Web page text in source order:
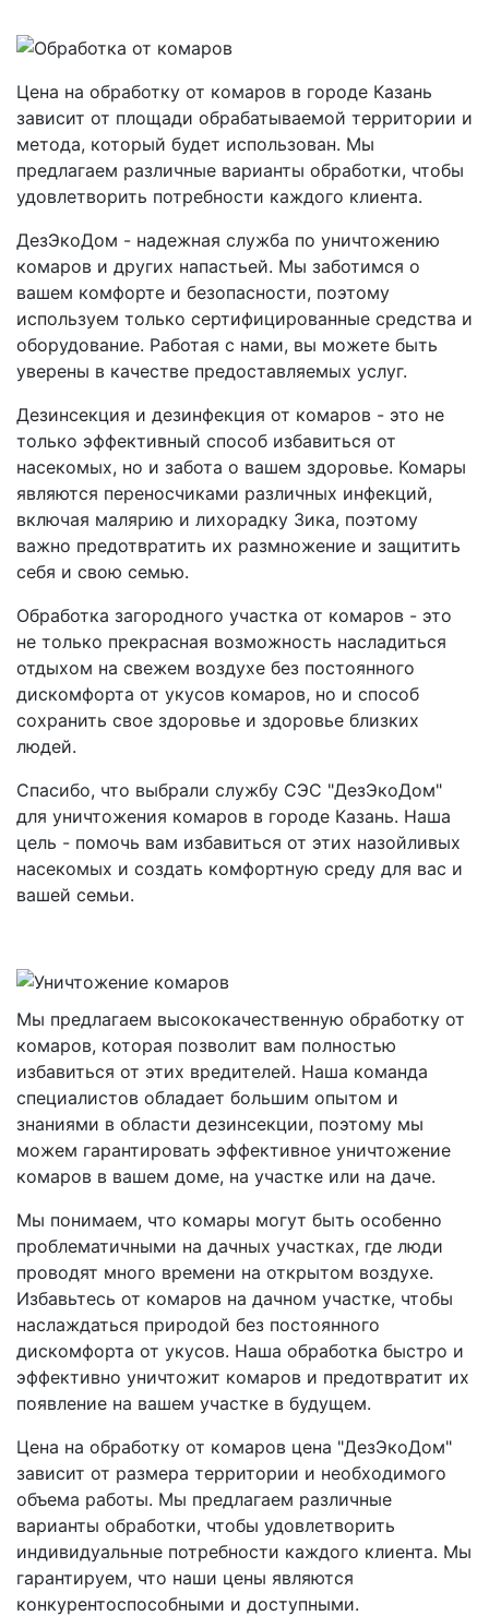
Цена на обработку от комаров в городе Казань
зависит от площади обрабатываемой территории и
метода, который будет использован. Мы
предлагаем различные варианты обработки, чтобы
удовлетворить потребности каждого клиента.
ДезЭкоДом - надежная служба по уничтожению
комаров и других напастьей. Мы заботимся о
вашем комфорте и безопасности, поэтому
используем только сертифицированные средства и
оборудование. Работая с нами, вы можете быть
уверены в качестве предоставляемых услуг.
Дезинсекция и дезинфекция от комаров - это не
только эффективный способ избавиться от
насекомых, но и забота о вашем здоровье. Комары
являются переносчиками различных инфекций,
включая малярию и лихорадку Зика, поэтому
важно предотвратить их размножение и защитить
себя и свою семью.
Обработка загородного участка от комаров - это
не только прекрасная возможность насладиться
отдыхом на свежем воздухе без постоянного
дискомфорта от укусов комаров, но и способ
сохранить свое здоровье и здоровье близких
людей.
Спасибо, что выбрали службу СЭС "ДезЭкоДом"
для уничтожения комаров в городе Казань. Наша
цель - помочь вам избавиться от этих назойливых
насекомых и создать комфортную среду для вас и
вашей семьи.
Мы предлагаем высококачественную обработку от
комаров, которая позволит вам полностью
избавиться от этих вредителей. Наша команда
специалистов обладает большим опытом и
знаниями в области дезинсекции, поэтому мы
можем гарантировать эффективное уничтожение
комаров в вашем доме, на участке или на даче.
Мы понимаем, что комары могут быть особенно
проблематичными на дачных участках, где люди
проводят много времени на открытом воздухе.
Избавьтесь от комаров на дачном участке, чтобы
наслаждаться природой без постоянного
дискомфорта от укусов. Наша обработка быстро и
эффективно уничтожит комаров и предотвратит их
появление на вашем участке в будущем.
Цена на обработку от комаров цена "ДезЭкоДом"
зависит от размера территории и необходимого
объема работы. Мы предлагаем различные
варианты обработки, чтобы удовлетворить
индивидуальные потребности каждого клиента. Мы
гарантируем, что наши цены являются
конкурентоспособными и доступными.